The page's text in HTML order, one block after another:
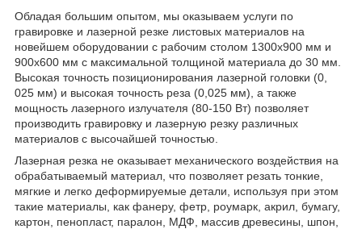
Обладая большим опытом, мы оказываем услуги по
гравировке и лазерной резке листовых материалов на
новейшем оборудовании с рабочим столом 1300х900 мм и
900х600 мм с максимальной толщиной материала до 30 мм.
Высокая точность позиционирования лазерной головки (0,
025 мм) и высокая точность реза (0,025 мм), а также
мощность лазерного излучателя (80-150 Вт) позволяет
производить гравировку и лазерную резку различных
материалов с высочайшей точностью.
Лазерная резка не оказывает механического воздействия на
обрабатываемый материал, что позволяет резать тонкие,
мягкие и легко деформируемые детали, используя при этом
такие материалы, как фанеру, фетр, роумарк, акрил, бумагу,
картон, пенопласт, паралон, МДФ, массив древесины, шпон,